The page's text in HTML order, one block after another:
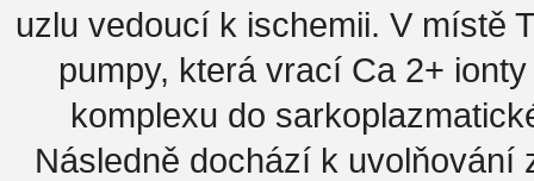
uzlu vedoucí k ischemii. V místě
pumpy, která vrací Ca 2+
komplexu do
Následně dochází k